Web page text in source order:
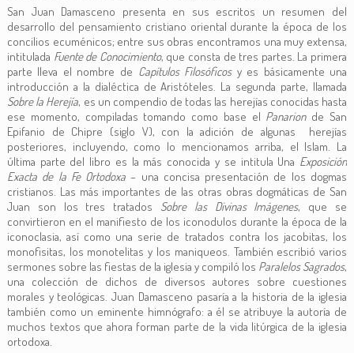
San Juan Damasceno presenta en sus escritos un resumen del
desarrollo del pensamiento cristiano oriental durante la época de los
concilios ecuménicos; entre sus obras encontramos una muy extensa,
intitulada Fuente de Conocimiento, que consta de tres partes. La primera
parte lleva el nombre de Capítulos Filosóficosy es básicamente una
introducción a la dialéctica de Aristóteles. La segunda parte, llamada
Sobre la Herejía, es un compendio de todas las herejías conocidas hasta
ese momento, compiladas tomando como base el Panarionde San
Epifanio de Chipre (siglo V), con la adición de algunas herejías
posteriores, incluyendo, como lo mencionamos arriba, el Islam. La
última parte del libro es la más conocida y se intitula Una Exposición
Exacta de la Fe Ortodoxa – una concisa presentación de los dogmas
cristianos. Las más importantes de las otras obras dogmáticas de San
Juan son los tres tratados Sobre las Divinas Imágenes, que se
convirtieron en el manifiesto de los iconodulos durante la época de la
iconoclasia, así como una serie de tratados contra los jacobitas, los
monofisitas, los monotelitas y los maniqueos. También escribió varios
sermones sobre las fiestas de la iglesia y compiló los Paralelos Sagrados,
una colección de dichos de diversos autores sobre cuestiones
morales y teológicas. Juan Damasceno pasaría a la historia de la iglesia
también como un eminente himnógrafo: a él se atribuye la autoría de
muchos textos que ahora forman parte de la vida litúrgica de la iglesia
ortodoxa.